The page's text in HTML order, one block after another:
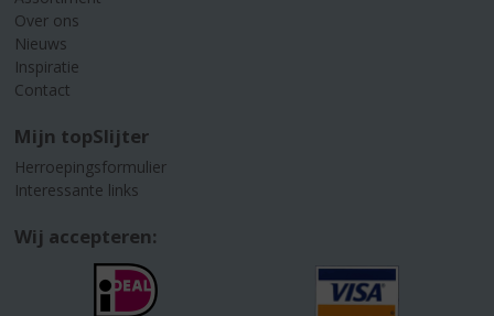
Over ons
Nieuws
Inspiratie
Contact
Mijn topSlijter
Herroepingsformulier
Interessante links
Wij accepteren: